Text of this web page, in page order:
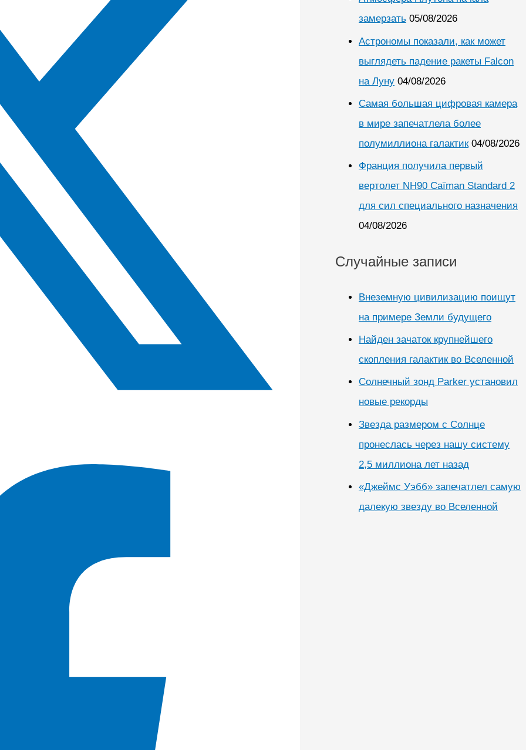
замерзать 05/08/2026
Астрономы показали, как может
выглядеть падение ракеты Falcon
на Луну 04/08/2026
Самая большая цифровая камера
в мире запечатлела более
полумиллиона галактик 04/08/2026
Франция получила первый
вертолет NH90 Caïman Standard 2
для сил специального назначения
04/08/2026
Случайные записи
Внеземную цивилизацию поищут
на примере Земли будущего
Найден зачаток крупнейшего
скопления галактик во Вселенной
Солнечный зонд Parker установил
новые рекорды
Звезда размером с Солнце
пронеслась через нашу систему
2,5 миллиона лет назад
«Джеймс Уэбб» запечатлел самую
далекую звезду во Вселенной